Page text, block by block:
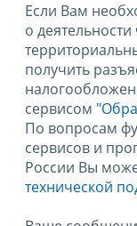
Если Вам
о
получить
сервисом
По вопросам
сервисов и
России Вы
технической